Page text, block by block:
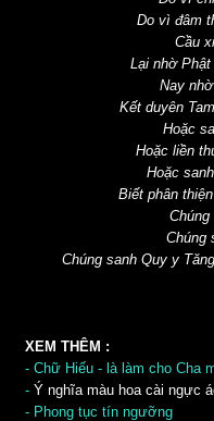
Do vì đâm
Cầu
Lại nhờ
Nay
Kết duyên
Hoặc
Hoặc liền
Hoặc
Biết phân
Chúng
Chúng sanh Quy y
XEM THÊM :
- Chữ Hiếu - là làm cho Cha
- Ý nghĩa màu hoa cài ngực
- Phong tục tín ngưỡng